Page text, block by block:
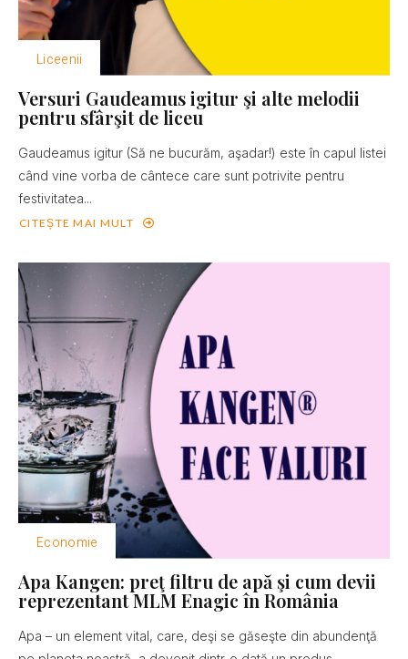
Liceenii
Versuri Gaudeamus igitur şi alte melodii
pentru sfârşit de liceu
Gaudeamus igitur (Să ne bucurăm, aşadar!) este în capul listei
când vine vorba de cântece care sunt potrivite pentru
festivitatea...
CITEȘTE MAI MULT
Economie
Apa Kangen: preţ filtru de apă şi cum devii
reprezentant MLM Enagic în România
Apa – un element vital, care, deşi se găseşte din abundenţă